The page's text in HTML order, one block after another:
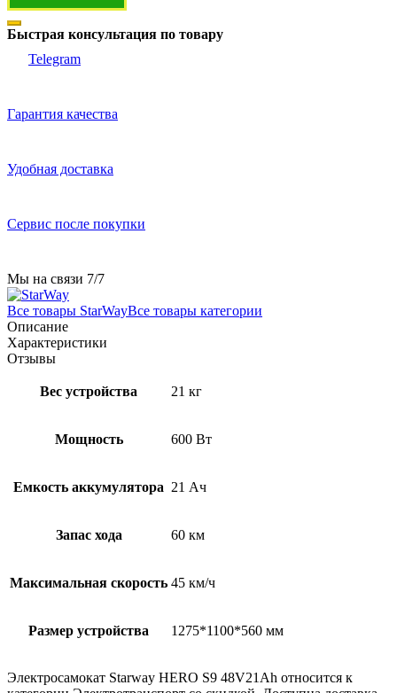
Быстрая консультация по товару
Telegram
Гарантия качества
Удобная доставка
Сервис после покупки
Мы на связи 7/7
Все товары StarWayВсе товары категории
Описание
Характеристики
Отзывы
Вес устройства 21 кг
Мощность 600 Вт
Емкость аккумулятора 21 Ач
Запас хода 60 км
Максимальная скорость 45 км/ч
Размер устройства 1275*1100*560 мм
Электросамокат Starway HERO S9 48V21Ah относится к